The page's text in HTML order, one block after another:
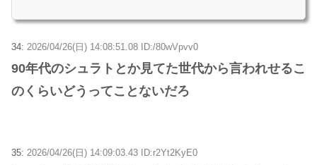
34: 2026/04/26(日) 14:08:51.08 ID:/80wVpvv0
90年代のシュラトとか見てた世代から言われせるこ
のくらいどうってことないだろ
35: 2026/04/26(日) 14:09:03.43 ID:r2Yt2KyE0